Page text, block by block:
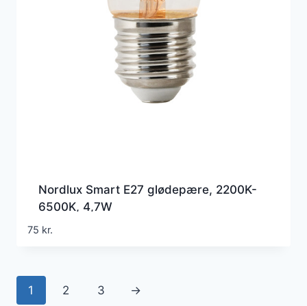
Nordlux Smart E27 glødepære, 2200K-
6500K, 4,7W
75 kr.
1 2 3 →